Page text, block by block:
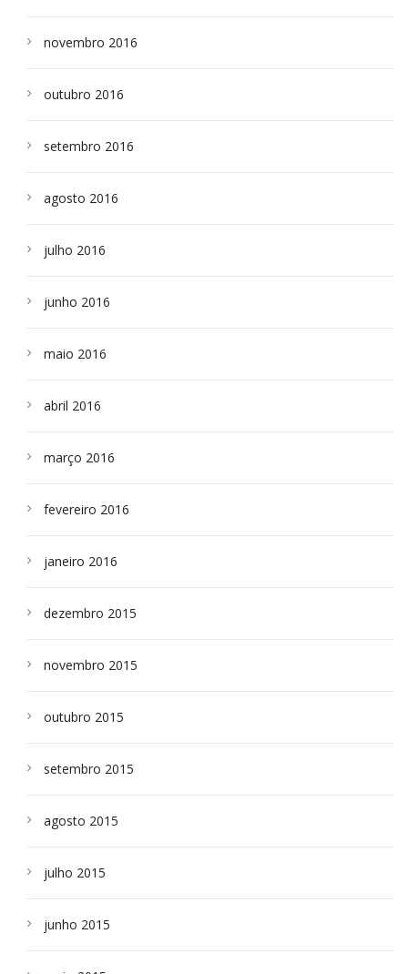
novembro 2016
outubro 2016
setembro 2016
agosto 2016
julho 2016
junho 2016
maio 2016
abril 2016
março 2016
fevereiro 2016
janeiro 2016
dezembro 2015
novembro 2015
outubro 2015
setembro 2015
agosto 2015
julho 2015
junho 2015